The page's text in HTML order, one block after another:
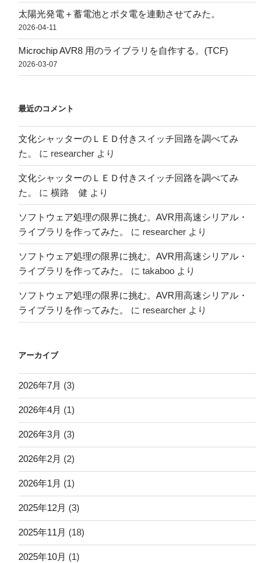
太陽光発電＋蓄電池とポタ電を連動させてみた。
2026-04-11
Microchip AVR8 用のライブラリを自作する。(TCF)
2026-03-07
最近のコメント
文化シャッターのＬＥＤ付きスイッチ回路を調べてみ
た。
に researcher より
文化シャッターのＬＥＤ付きスイッチ回路を調べてみ
た。
に 横路 健 より
ソフトウェア処理の限界に挑む。AVR用高速シリアル・
ライブラリを作ってみた。
に researcher より
ソフトウェア処理の限界に挑む。AVR用高速シリアル・
ライブラリを作ってみた。
に takaboo より
ソフトウェア処理の限界に挑む。AVR用高速シリアル・
ライブラリを作ってみた。
に researcher より
アーカイブ
2026年7月 (3)
2026年4月 (1)
2026年3月 (3)
2026年2月 (2)
2026年1月 (1)
2025年12月 (3)
2025年11月 (18)
2025年10月 (1)